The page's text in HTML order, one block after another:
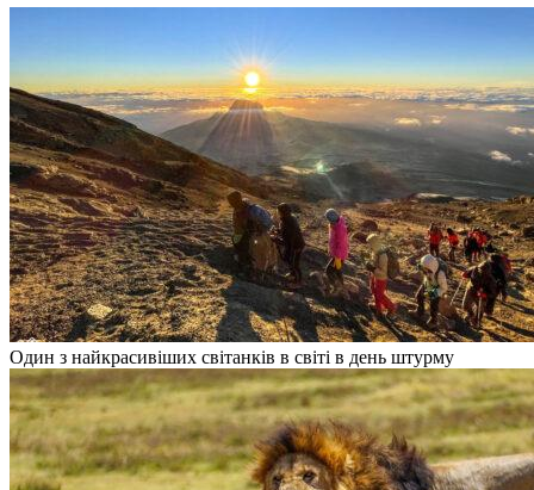
Один з найкрасивіших світанків в світі в день штурму